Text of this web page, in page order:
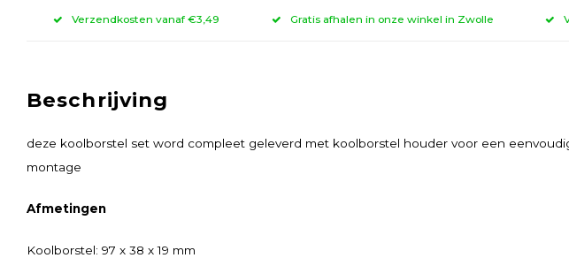
Verzendkosten vanaf €3,49 Gratis afhalen in onze winkel in Zwolle
Beschrijving
deze koolborstel set word compleet geleverd met koolborstel houder voor een
montage
Afmetingen
Koolborstel: 97 x 38 x 19 mm